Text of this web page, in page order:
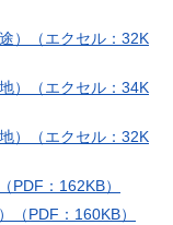
）（エクセル：32K
）（エクセル：34K
）（エクセル：32K
：162KB）
PDF：160KB）